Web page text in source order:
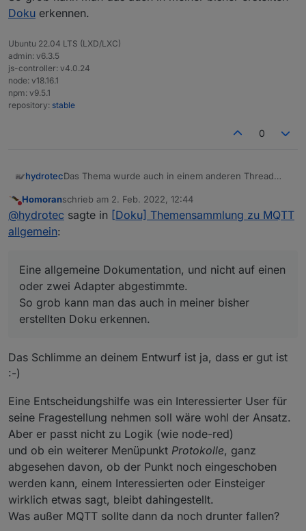
Doku erkennen.
Ubuntu 22.04 LTS (LXD/LXC)
admin: v6.3.5
js-controller: v4.0.24
node: v18.16.1
npm: v9.5.1
repository: stable
0
hydrotecDas Thema wurde auch in einem anderen Thread
gefunden.
@apollon77sagte inGrundidee der
Themenausrichtung der Doku:
@apollon77Genau,
herstellerübergreifende Standards und
Protokolle: mqtt, zigbee, z-wave, knx, ...
und wie diese sich integrieren kurz
einzelnen Adaptern.
man mal überlegen wo man das in die Struktur
einsortiert, aber ja könnte für Interessenten vor
allem interessant sein ...
homoran sagte in
Grundidee der
Themenausrichtung der Doku:
@apollon77sagte inGrundidee der
Themenausrichtung der Doku
Automatisierung"-Startseite genau so ein
Regelformen Rules, Blockly, Skripte und am
Ende auch Node-Red.
Genau - da passt dann z.B. node-red hinein.
Aber diese Diskussion hatten wir bei Zigbee
und jetzt bei MQTT - also Protokolle
Ich muss mir nochmal die "Struktur hinter der
Doku" ansehen, ob da nicht auch schon was
@apollon77sagte in
@ homoran "IoT Technologien und Protokolle"
@homoran sagte in[Doku] Themensammlung zu
MQTT allgemein:
Ich weiß nicht was du darunter verstehst.
Eine allgemeine Dokumentation, und nicht auf einen
oder zwei Adapter abgestimmte.
So grob kann man das auch in meiner bisher
erstelltenDokuerkennen.
Nicht stören
Homoranschrieb am 2. Feb. 2022, 12:44
zuletzt editiert von
@hydrotec sagte in [Doku] Themensammlung zu MQTT
allgemein:
Eine allgemeine Dokumentation, und nicht auf einen
oder zwei Adapter abgestimmte.
So grob kann man das auch in meiner bisher
erstellten Doku erkennen.
Das Schlimme an deinem Entwurf ist ja, dass er gut ist
:-)
Eine Entscheidungshilfe was ein Interessierter User für
seine Fragestellung nehmen soll wäre wohl der Ansatz.
Aber er passt nicht zu Logik (wie node-red)
und ob ein weiterer Menüpunkt Protokolle, ganz
abgesehen davon, ob der Punkt noch eingeschoben
werden kann, einem Interessierten oder Einsteiger
wirklich etwas sagt, bleibt dahingestellt.
Was außer MQTT sollte dann da noch drunter fallen?